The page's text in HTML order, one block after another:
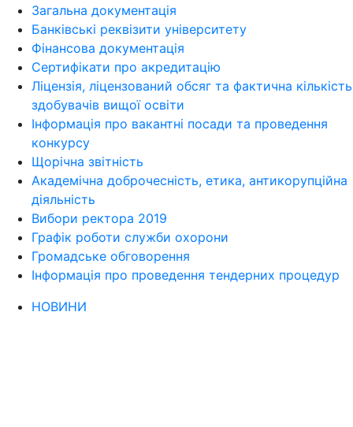
Загальна документація
Банківські реквізити університету
Фінансова документація
Сертифікати про акредитацію
Ліцензія, ліцензований обсяг та фактична кількість
здобувачів вищої освіти
Інформація про вакантні посади та проведення
конкурсу
Щорічна звітність
Академічна доброчесність, етика, антикорупційна
діяльність
Вибори ректора 2019
Графік роботи служби охорони
Громадське обговорення
Інформація про проведення тендерних процедур
НОВИНИ